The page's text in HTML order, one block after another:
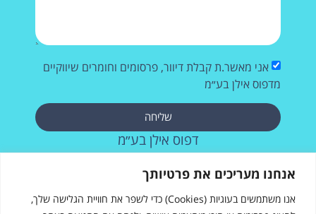
אנחנו מעריכים את פרטיותך
אנו משתמשים בעוגיות (Cookies) כדי לשפר את חוויית הגלישה שלך,
אני מאשר.ת קבלת דיוור, פרסומים וחומרים שיווקיים
מדפוס אילן בע״מ
שליחה
דפוס אילן בע״מ
רחוב העבודה 28, אשדוד
073-2572715